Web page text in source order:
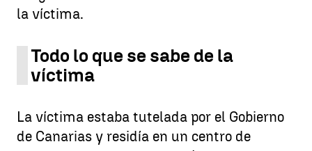
la víctima.
Todo lo que se sabe de la
víctima
La víctima estaba tutelada por el Gobierno
de Canarias y residía en un centro de